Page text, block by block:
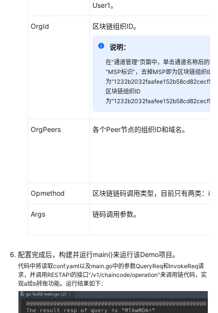
User1。
OrgId 区块链组织ID。
说明：
在“通道管理”页面中，单击通道名称后的“
“MSP标识”，去掉MSP即为区块链组织ID
为
区块链组织ID
为
OrgPeers 各个Peer节点的组织ID和域名。
Opmethod 区块链链码调用类型，目前只有两类：
Args 链码调用参数。
配置完成后，构建并运行main()来运行该Demo项目。
代码中将读取conf.yaml以及main.go中的参数QueryReq和InvokeReq请
求，并调用RESTAPI的接口"/v1/chaincode/operation"来调用链代码，实
现a给b转账功能。运行结果如下：